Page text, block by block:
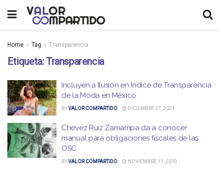
Home Tag Transparencia
Etiqueta:Transparencia
Incluyen a Ilusión en Índice de Transparencia
de la Moda en México
BYVALOR COMPARTIDO DICIEMBRE 27, 2021
Chevez Ruiz Zamarripa da a conocer
manual para obligaciones fiscales de las
OSC
BYVALOR COMPARTIDO NOVIEMBRE 13, 2019